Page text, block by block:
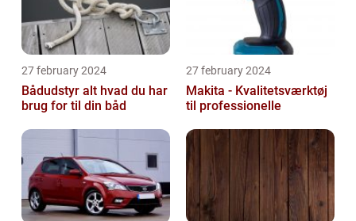
27 february 2024
Bådudstyr alt hvad du har
brug for til din båd
27 february 2024
Makita - Kvalitetsværktøj
til professionelle